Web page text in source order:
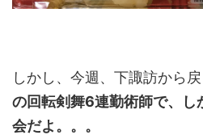
しかし、今週、下諏訪から
の回転剣舞6連勤術師で、し
会だよ。。。